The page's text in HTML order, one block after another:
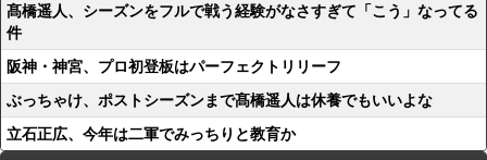
髙橋遥人、シーズンをフルで戦う経験がなさすぎて「こう」なってる
件
阪神・神宮、プロ初登板はパーフェクトリリーフ
ぶっちゃけ、ポストシーズンまで髙橋遥人は休養でもいいよな
立石正広、今年は二軍でみっちりと教育か